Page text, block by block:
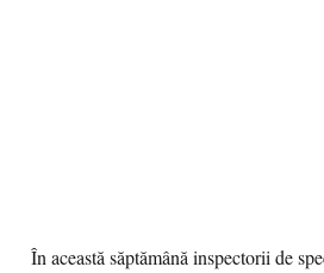
În această săptămână inspectorii de